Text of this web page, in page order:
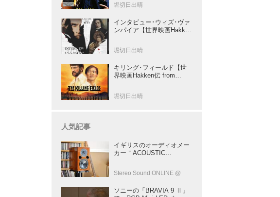
が放つ負け犬アクションの
堀切日出晴
インタビュー･ウィズ･ヴァ
ンパイア【世界映画Hakken
督吸血鬼ホラー
堀切日出晴
キリング･フィールド【世
界映画Hakken伝 from
さぶる傑作
堀切日出晴
人気記事
イギリスのオーディオメー
カー＂ACOUSTIC
「AE1」の40周年記念モデ
Stereo Sound ONLINE @
ソニーの「BRAVIA 9 Ⅱ」